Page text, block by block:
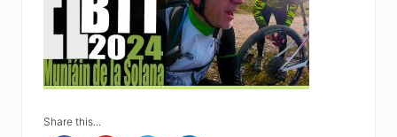
Share this...